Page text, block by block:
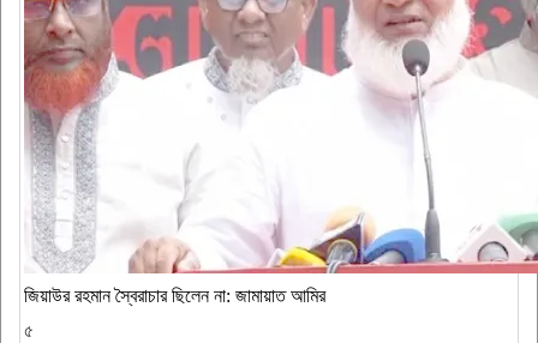
জিয়াউর রহমান স্বৈরাচার ছিলেন না: জামায়াত আমির
৫